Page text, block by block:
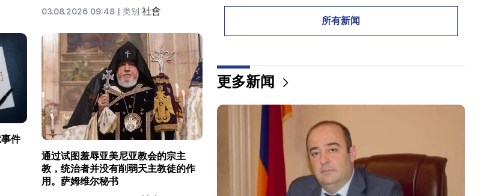
03.08.2026 09:48 | 类别社會
件
通过试图羞辱亚美尼亚教会的宗主
教，统治者并没有削弱天主教徒的作
用。萨姆维尔秘书
Sedrak Arustamyan 被拘留两个月
21:30
事案件和法庭审理（视频）
我们希望霍尔木兹问题能够得到和平解决。阿尔塔克·
扎卡里安
所有新闻
更多新闻